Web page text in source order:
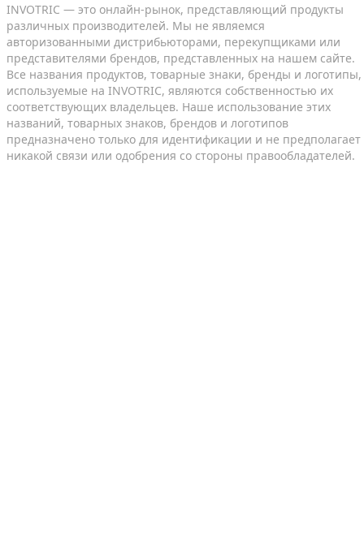
INVOTRIC — это онлайн-рынок, представляющий продукты
различных производителей. Мы не являемся
авторизованными дистрибьюторами, перекупщиками или
представителями брендов, представленных на нашем сайте.
Все названия продуктов, товарные знаки, бренды и логотипы,
используемые на INVOTRIC, являются собственностью их
соответствующих владельцев. Наше использование этих
названий, товарных знаков, брендов и логотипов
предназначено только для идентификации и не предполагает
никакой связи или одобрения со стороны правообладателей.